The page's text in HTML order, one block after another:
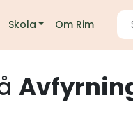
Skola Om Rim